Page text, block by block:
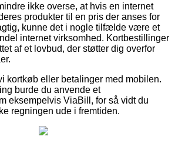
ikke overse, at hvis en internet
produkter til en pris der anses for
kunne det i nogle tilfælde være et
internet virksomhed. Kortbestillinger
af et lovbud, der støtter dig overfor
kortkøb eller betalinger med mobilen.
burde du anvende et
eksempelvis ViaBill, for så vidt du
regningen ude i fremtiden.